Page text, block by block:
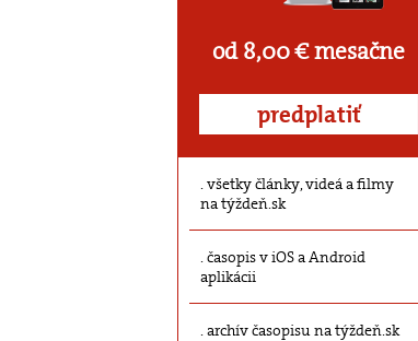
od 8,00 € mesačne
predplatiť
všetky články, videá a filmy
na týždeň.sk
časopis v iOS a Android
aplikácii
archív časopisu na týždeň.sk